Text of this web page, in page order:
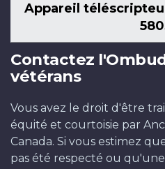
Appareil
Contactez
vétérans
Vous avez le droit d'être
équité et courtoisie par
Canada. Si vous estimez
pas été respecté ou